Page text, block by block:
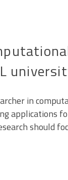
in
applications
should